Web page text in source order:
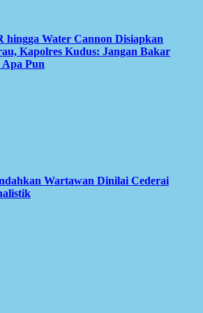
hingga Water Cannon Disiapkan
Kapolres Kudus: Jangan Bakar
Apa Pun
Wartawan Dinilai Cederai